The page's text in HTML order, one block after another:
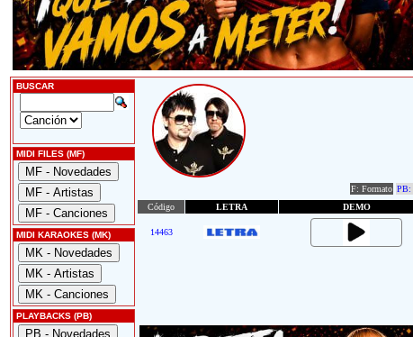
BUSCAR
MIDI FILES (MF)
MIDI KARAOKES (MK)
PLAYBACKS (PB)
F: Formato PB:
Código
LETRA DEMO
14463